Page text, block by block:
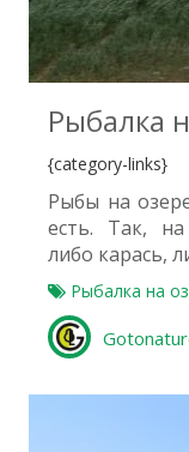
Рыбалка
{category-links}
Рыбы на
есть. Так,
либо карась,
Рыбалка на